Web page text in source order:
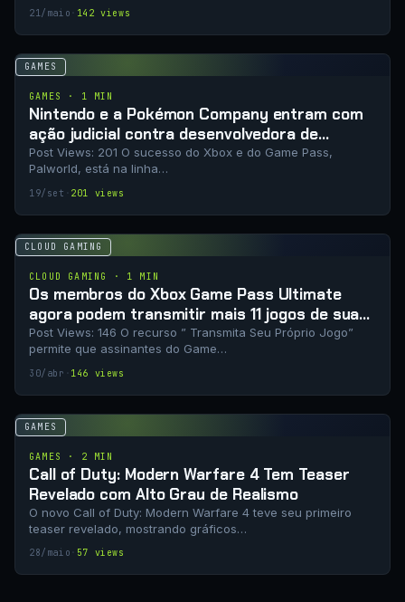
21/maio · 142 views
GAMES
GAMES · 1 MIN
Nintendo e a Pokémon Company entram com
ação judicial contra desenvolvedora de
Palworld
Post Views: 201 O sucesso do Xbox e do Game Pass,
Palworld, está na linha…
19/set · 201 views
CLOUD GAMING
CLOUD GAMING · 1 MIN
Os membros do Xbox Game Pass Ultimate
agora podem transmitir mais 11 jogos de sua
propriedade
Post Views: 146 O recurso ” Transmita Seu Próprio Jogo”
permite que assinantes do Game…
30/abr · 146 views
GAMES
GAMES · 2 MIN
Call of Duty: Modern Warfare 4 Tem Teaser
Revelado com Alto Grau de Realismo
O novo Call of Duty: Modern Warfare 4 teve seu primeiro
teaser revelado, mostrando gráficos…
28/maio · 57 views